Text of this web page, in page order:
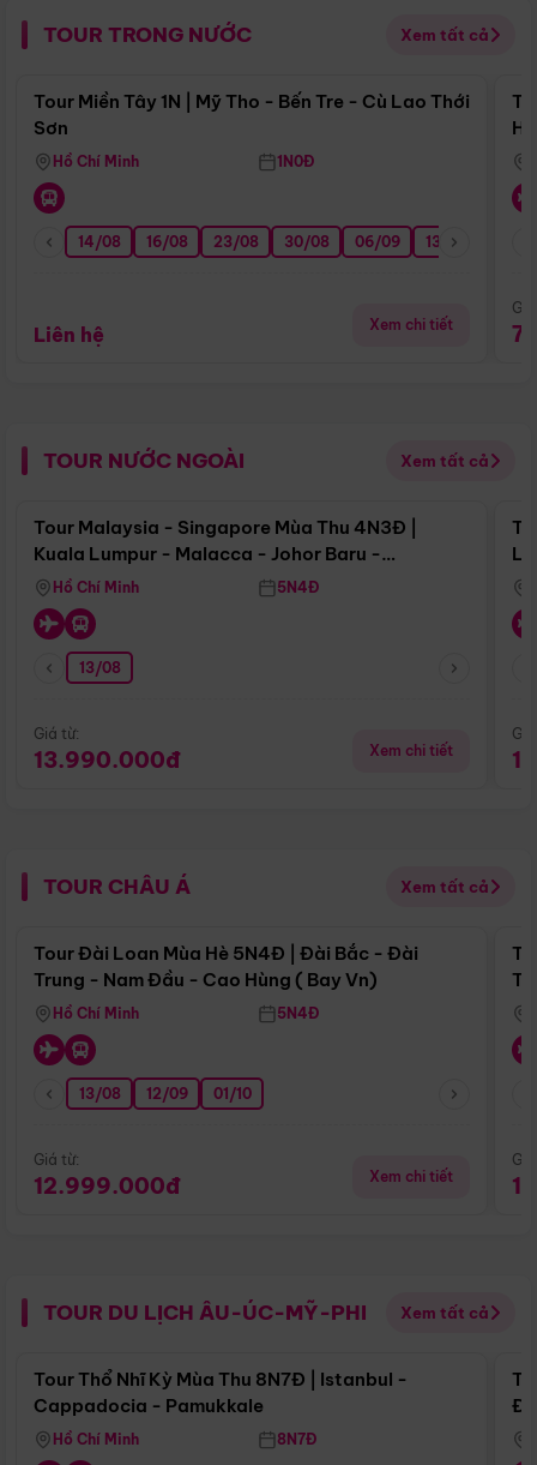
TOUR TRONG NƯỚC Xem tất cả
Điểm nổi bật
Tour Miền Tây 1N | Mỹ Tho - Bến Tre - Cù Lao Thới
Sơn
Hồ Chí Minh 1N0Đ
14/08 16/08 23/08 30/08 06/09 13/09
Liên hệ Xem chi tiết
TOUR NƯỚC NGOÀI Xem tất cả
Điểm nổi bật
Tour Malaysia - Singapore Mùa Thu 4N3Đ |
Kuala Lumpur - Malacca - Johor Baru -
Singapore
Hồ Chí Minh 5N4Đ
13/08
Giá từ:
13.990.000đ Xem chi tiết
TOUR CHÂU Á Xem tất cả
Điểm nổi bật
Tour Đài Loan Mùa Hè 5N4Đ | Đài Bắc - Đài
Trung - Nam Đầu - Cao Hùng ( Bay Vn)
Hồ Chí Minh 5N4Đ
13/08 12/09 01/10
Giá từ:
12.999.000đ Xem chi tiết
TOUR DU LỊCH ÂU-ÚC-MỸ-PHI Xem tất cả
Điểm nổi bật
Tour Thổ Nhĩ Kỳ Mùa Thu 8N7Đ | Istanbul -
Cappadocia - Pamukkale
Hồ Chí Minh 8N7Đ